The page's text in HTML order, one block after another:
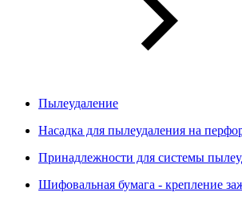
Пылеудаление
Насадка для пылеудаления на
Принадлежности для системы
Шифовальная бумага - крепление